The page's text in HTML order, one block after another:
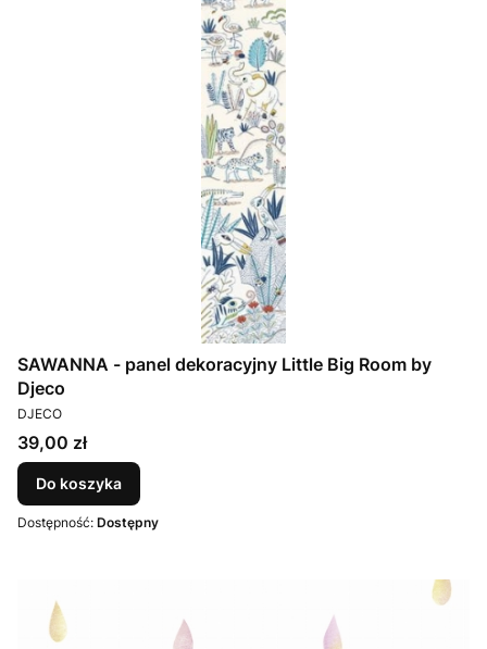
SAWANNA - panel dekoracyjny Little Big Room by
Djeco
PRODUCENT
DJECO
Cena
39,00 zł
Do koszyka
Dostępność: Dostępny